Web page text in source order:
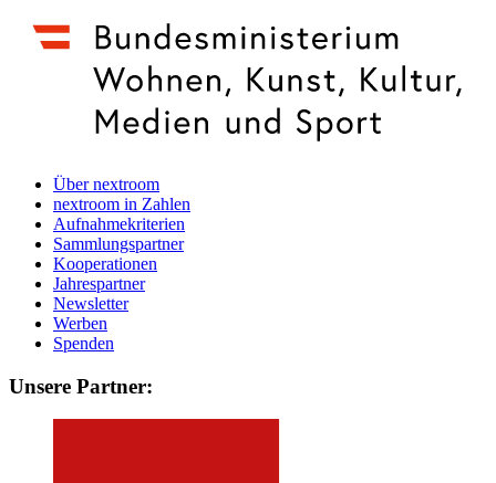
Über nextroom
nextroom in Zahlen
Aufnahmekriterien
Sammlungspartner
Kooperationen
Jahrespartner
Newsletter
Werben
Spenden
Unsere Partner: